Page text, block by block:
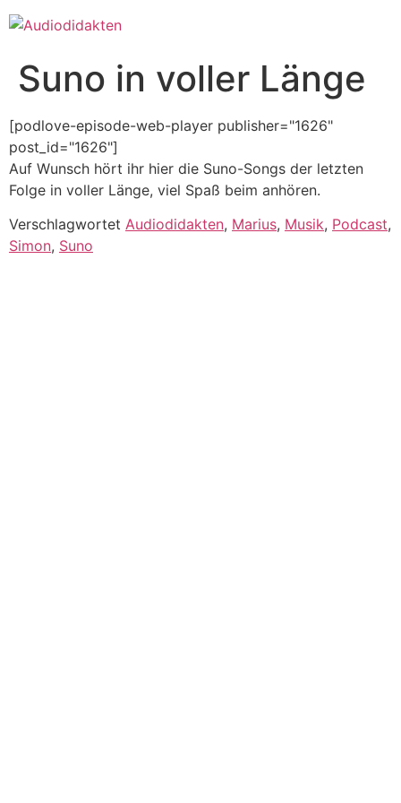
Zum
Inhalt
Suno in voller Länge
[podlove-episode-web-player publisher="1626"
post_id="1626"]
Auf Wunsch hört ihr hier die Suno-Songs der letzten
Folge in voller Länge, viel Spaß beim anhören.
Verschlagwortet Audiodidakten, Marius, Musik, Podcast,
Simon, Suno